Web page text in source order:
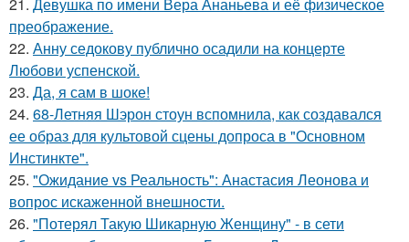
преображение.
22. Анну седокову публично осадили на концерте
Любови успенской.
23. Да, я сам в шоке!
24. 68-Летняя Шэрон стоун вспомнила, как создавался
ее образ для культовой сцены допроса в "Основном
Инстинкте".
25. "Ожидание vs Реальность": Анастасия Леонова и
вопрос искаженной внешности.
26. "Потерял Такую Шикарную Женщину" - в сети